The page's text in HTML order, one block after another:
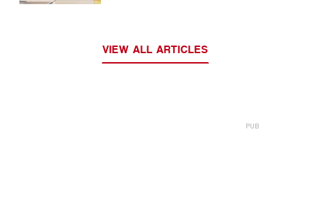
VIEW ALL ARTICLES